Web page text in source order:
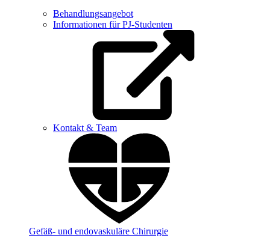
Behandlungsangebot
Informationen für PJ-Studenten
Kontakt & Team
Gefäß- und endovaskuläre Chirurgie